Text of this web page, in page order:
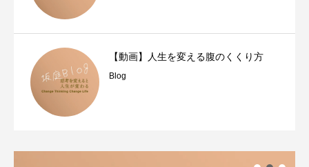
【動画】人生を変える腹のくくり方
Blog